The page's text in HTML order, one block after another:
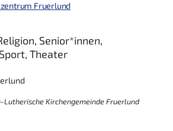
Fruerlund
, Senior*innen,
Sport, Theater
Kirchengemeinde Fruerlund